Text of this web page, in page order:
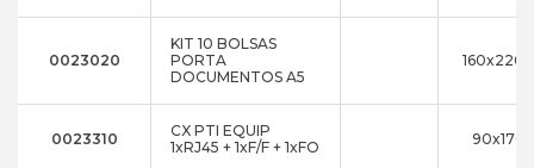
0023020
KIT 10 BOLSAS
PORTA
DOCUMENTOS A5
0023310
CX PTI EQUIP
1xRJ45 + 1xF/F + 1xFO